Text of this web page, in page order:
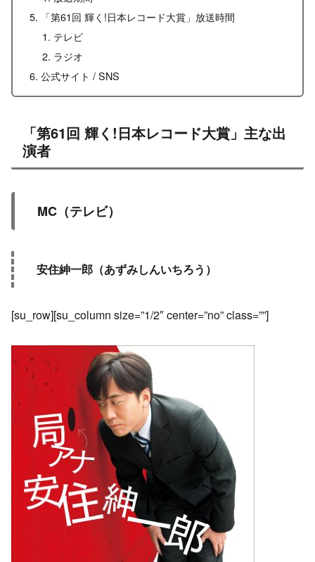
「第61回 輝く!日本レコード大賞」放送時間
テレビ
ラジオ
公式サイト / SNS
「第61回 輝く!日本レコード大賞」主な出
演者
MC（テレビ）
安住紳一郎（あずみしんいちろう）
[su_row][su_column size=”1/2″ center=”no” class=””]